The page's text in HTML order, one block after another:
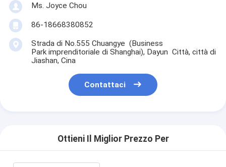
Ms. Joyce Chou
86-18668380852
Strada di No.555 Chuangye (Business
Park imprenditoriale di Shanghai), Dayun Città, città di
Jiashan, Cina
Contattaci
Ottieni Il Miglior Prezzo Per